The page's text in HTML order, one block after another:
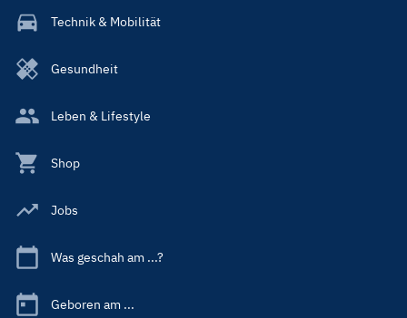
Technik & Mobilität
Gesundheit
Leben & Lifestyle
Shop
Jobs
Was geschah am ...?
Geboren am ...